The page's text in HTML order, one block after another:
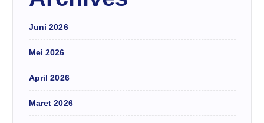
Juni 2026
Mei 2026
April 2026
Maret 2026